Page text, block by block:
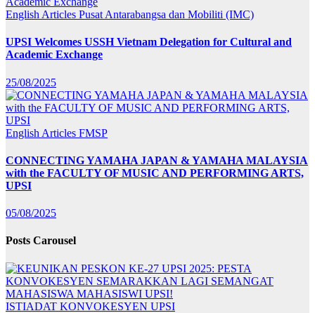
English Articles Pusat Antarabangsa dan Mobiliti (IMC)
UPSI Welcomes USSH Vietnam Delegation for Cultural and
Academic Exchange
25/08/2025
English Articles FMSP
CONNECTING YAMAHA JAPAN & YAMAHA MALAYSIA
with the FACULTY OF MUSIC AND PERFORMING ARTS,
UPSI
05/08/2025
Posts Carousel
ISTIADAT KONVOKESYEN UPSI